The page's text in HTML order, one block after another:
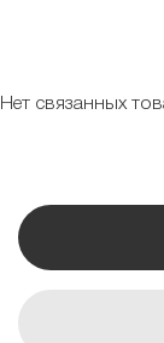
Нет связанных